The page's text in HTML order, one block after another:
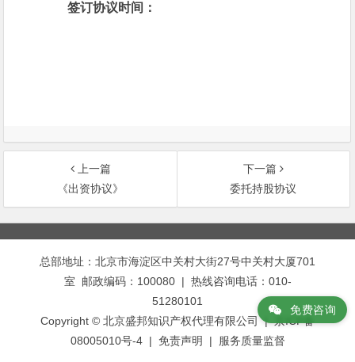
签订协议时间：
上一篇
《出资协议》
下一篇
委托持股协议
文
章
总部地址：北京市海淀区中关村大街27号中关村大厦701
室 邮政编码：100080 | 热线咨询电话：010-
51280101
Copyright © 北京盛邦知识产权代理有限公司 | 京ICP备
08005010号-4 | 免责声明 | 服务质量监督
免费咨询